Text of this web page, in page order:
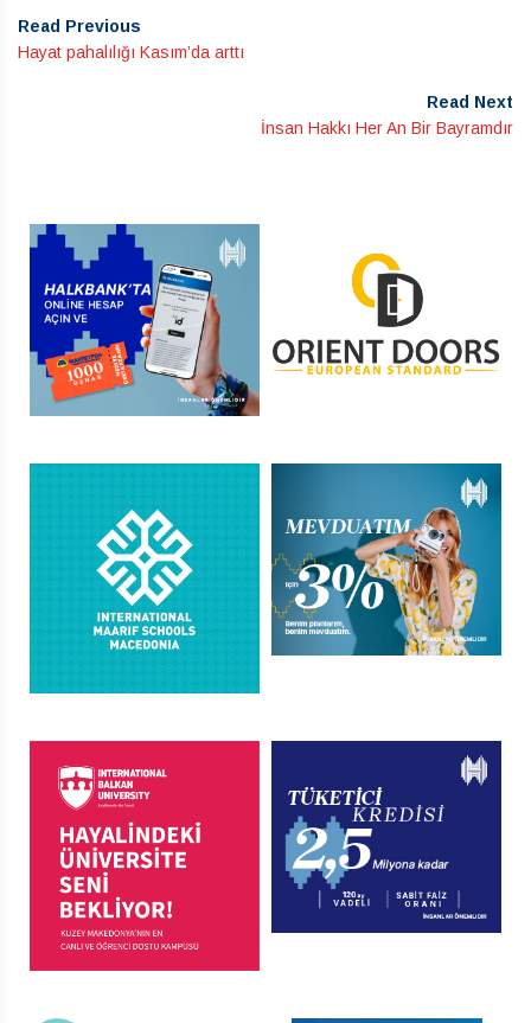
Read Previous
Hayat pahalılığı Kasım’da arttı
Read Next
İnsan Hakkı Her An Bir Bayramdır